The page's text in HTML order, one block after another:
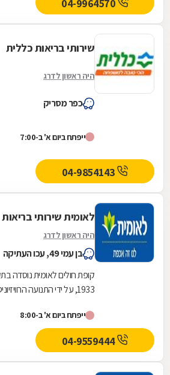
שירותי בריאות כללית
היה ראשון לדרג
כפר מסריק
ייפתח ביום א' ב-7:00
04-9854143
לאומית שירותי בריאות
היה ראשון לדרג
בן עמי 49, עכו העתיקה
קופת חולים לאומית נוסדה
1933, על ידי התנועה
אחת...ייפתח ביום א' ב-8:00
04-9559444